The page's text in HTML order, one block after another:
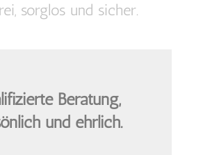
sorglos und sicher.
Beratung,
und ehrlich.